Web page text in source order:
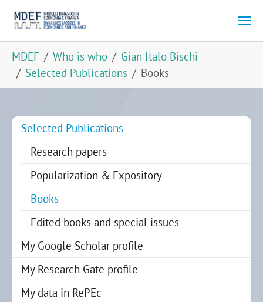
You are here:
MDEF Who is who
Gian Italo Bischi
Selected Publications
Books
Selected Publications
Research papers
Popularization & Expository
Books
Edited books and special issues
My Google Scholar profile
My Research Gate profile
My data in RePEc